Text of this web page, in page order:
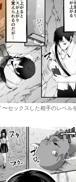
〜セックスした相手のレベ